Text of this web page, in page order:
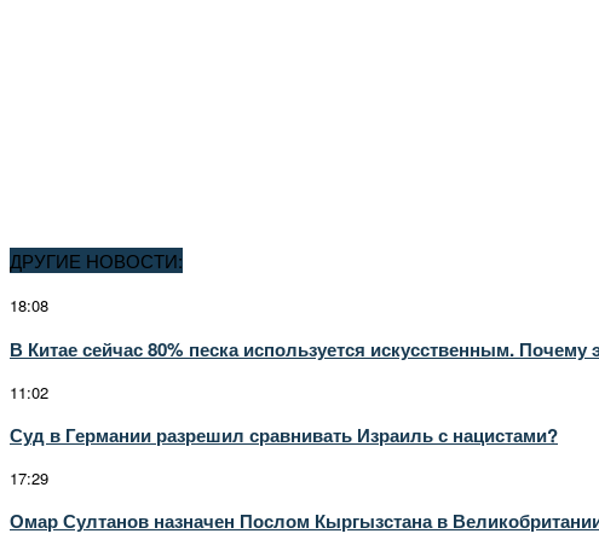
ДРУГИЕ НОВОСТИ:
18:08
В Китае сейчас 80% песка используется искусственным. Почему
11:02
Суд в Германии разрешил сравнивать Израиль с нацистами?
17:29
Омар Султанов назначен Послом Кыргызстана в